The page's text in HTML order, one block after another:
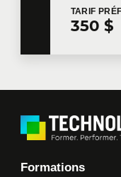
Je souhaite que
TARIF
350 $
Formations